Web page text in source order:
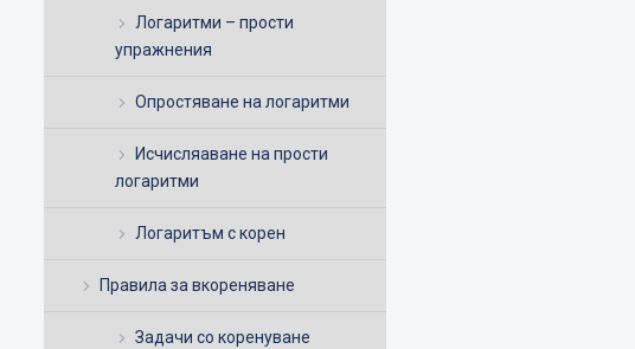
Логаритми – прости
упражнения
Опростяване на логаритми
Исчисляаване на прости
логаритми
Логаритъм с корен
Правила за вкореняване
Задачи со коренуване